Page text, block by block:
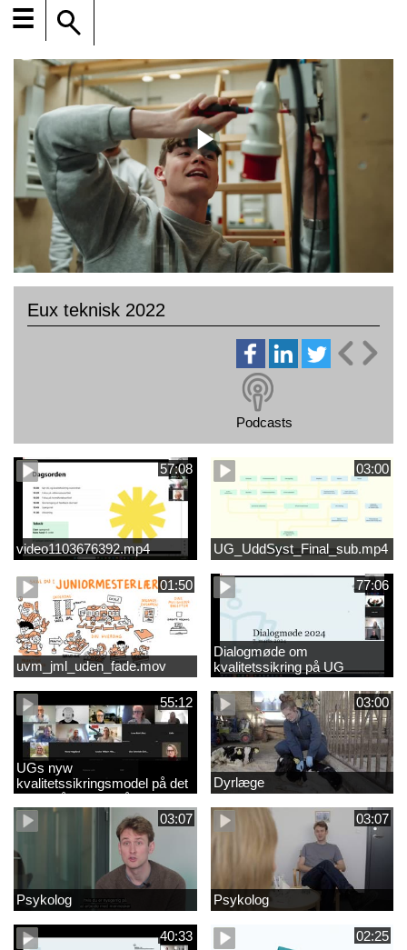
☰
Eux teknisk 2022
Podcasts
57:08
video1103676392.mp4
03:00
UG_UddSyst_Final_sub.mp4
01:50
uvm_jml_uden_fade.mov
77:06
Dialogmøde om
kvalitetssikring på UG
55:12
UGs nyw
kvalitetssikringsmodel på det
videregående område
03:00
Dyrlæge
03:07
Psykolog
03:07
Psykolog
40:33 02:25